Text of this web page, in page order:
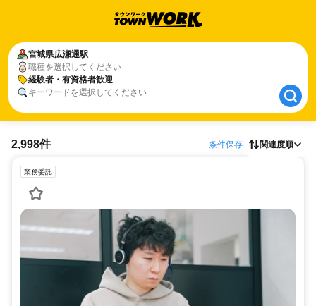
宮城県広瀬通駅
職種を選択してください
経験者・有資格者歓迎
キーワードを選択してください
宮城県広瀬通駅
経験者・有資格者歓迎
2,998件 条件保存 関連度順
業務委託